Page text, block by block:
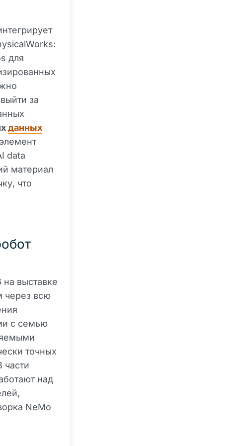
для
за
данных
data
материал
что
выставке
через всю
с семью
точных
части
над
NeMo